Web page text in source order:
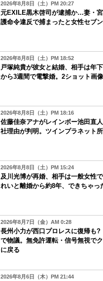
2026年8月8日（土）PM 20:27
元EXILE黒木啓司が逮捕か…妻・
護命令違反で捕まったと女性セブ
2026年8月8日（土）PM 18:52
戸塚純貴が彼女と結婚、相手は年
から3週間で電撃婚。2ショット画
2026年8月8日（土）PM 18:16
佐藤佳奈アナがレインボー池田直
社理由が判明。ツインプラネット
2026年8月8日（土）PM 15:24
及川光博が再婚、相手は一般女性
れいと離婚から約8年、できちゃっ
2026年8月7日（金）AM 0:28
長州小力が西口プロレスに復帰も?
で物議。無免許運転・信号無視で
に戻る
2026年8月6日（木）PM 21:44